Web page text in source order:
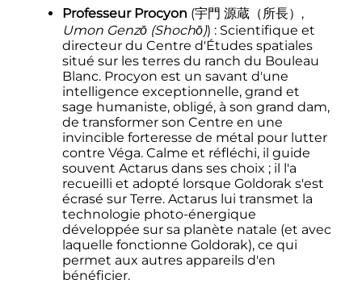
Professeur Procyon (宇門 源蔵（所長） ,
Umon Genzō (Shochō)) : Scientifique et
directeur du Centre d'Études spatiales
situé sur les terres du ranch du Bouleau
Blanc. Procyon est un savant d'une
intelligence exceptionnelle, grand et
sage humaniste, obligé, à son grand dam,
de transformer son Centre en une
invincible forteresse de métal pour lutter
contre Véga. Calme et réfléchi, il guide
souvent Actarus dans ses choix ; il l'a
recueilli et adopté lorsque Goldorak s'est
écrasé sur Terre. Actarus lui transmet la
technologie photo-énergique
développée sur sa planète natale (et avec
laquelle fonctionne Goldorak), ce qui
permet aux autres appareils d'en
bénéficier.